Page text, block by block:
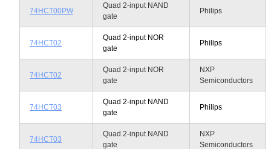
74HCT00PW
Quad 2-input NAND
gate
Philips
74HCT02
Quad 2-input NOR
gate
Philips
74HCT02
Quad 2-input NOR
gate
NXP
Semiconductors
74HCT03
Quad 2-input NAND
gate
Philips
74HCT03
Quad 2-input NAND
gate
NXP
Semiconductors